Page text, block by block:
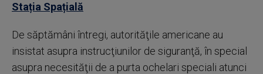
Stația Spațială
De săptămâni întregi, autorităţile americane au
insistat asupra instrucţiunilor de siguranţă, în special
asupra necesităţii de a purta ochelari speciali atunci